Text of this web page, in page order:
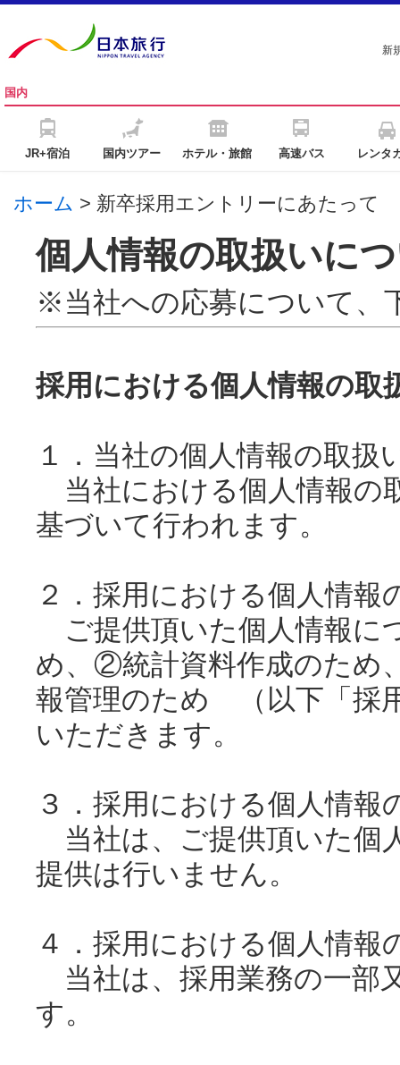
新
国内
JR+宿泊 国内ツアー ホテル・旅館 高速バス レンタ
ホーム > 新卒採用エントリーにあた
個人情報の取扱いに
※当社への応募について、
採用における個人情報の取
１．当社の個人情報の取扱
当社における個人情報の
基づいて行われます。
２．採用における個人情報
ご提供頂いた個人情報に
め、②統計資料作成のため
報管理のため （以下「採
いただきます。
３．採用における個人情報
当社は、ご提供頂いた個
提供は行いません。
４．採用における個人情報
当社は、採用業務の一部
す。